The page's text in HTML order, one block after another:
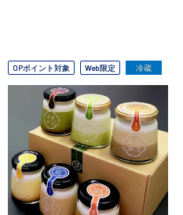
OPポイント対象 Web限定 冷蔵